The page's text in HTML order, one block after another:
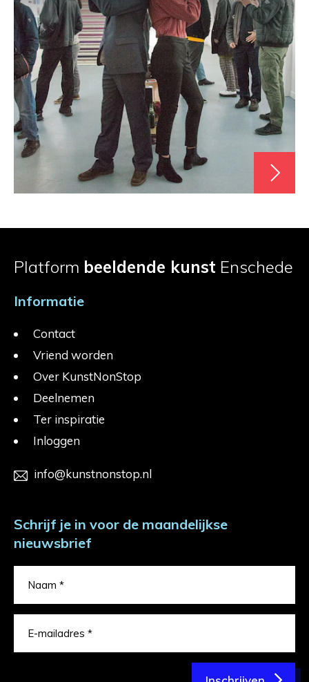
Platform beeldende kunst Enschede
Informatie
Contact
Vriend worden
Over KunstNonStop
Deelnemen
Ter inspiratie
Inloggen
info@kunstnonstop.nl
Schrijf je in voor de maandelijkse
nieuwsbrief